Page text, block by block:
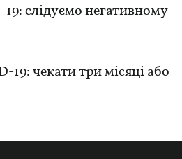
слідуємо негативному
19: чекати три місяці або